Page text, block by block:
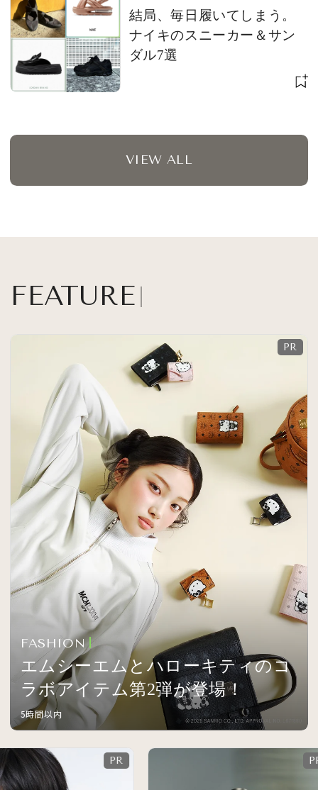
結局、毎日履いてしまう。
ナイキのスニーカー＆サン
ダル7選
VIEW ALL
FEATURE
FASHION
エムシーエムとハローキティのコ
ラボアイテム第2弾が登場！
5時間以内